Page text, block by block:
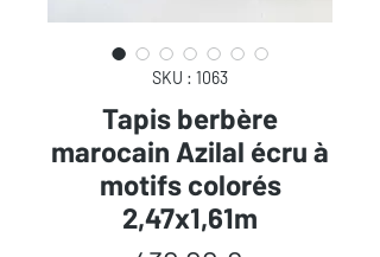
SKU : 1063
Tapis berbère
marocain Azilal écru à
motifs colorés
2,47x1,61m